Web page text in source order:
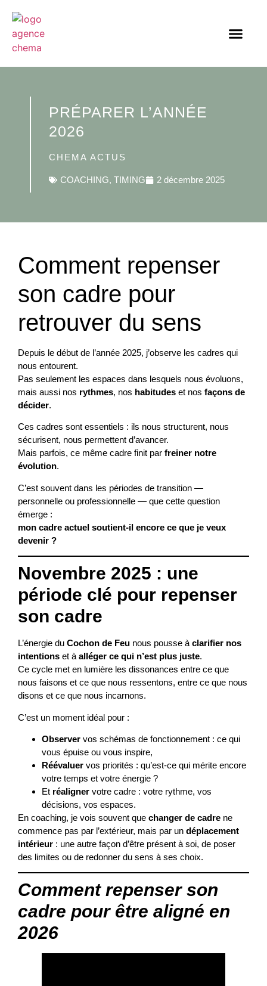
PRÉPARER L’ANNÉE
2026
CHEMA ACTUS
COACHING, TIMING 2 décembre 2025
Comment repenser
son cadre pour
retrouver du sens
Depuis le début de l’année 2025, j’observe les cadres qui
nous entourent.
Pas seulement les espaces dans lesquels nous évoluons,
mais aussi nos rythmes, nos habitudes et nos façons de
décider.
Ces cadres sont essentiels : ils nous structurent, nous
sécurisent, nous permettent d’avancer.
Mais parfois, ce même cadre finit par freiner notre
évolution.
C’est souvent dans les périodes de transition —
personnelle ou professionnelle — que cette question
émerge :
mon cadre actuel soutient-il encore ce que je veux
devenir ?
Novembre 2025 : une
période clé pour repenser
son cadre
L’énergie du Cochon de Feu nous pousse à clarifier nos
intentions et à alléger ce qui n’est plus juste.
Ce cycle met en lumière les dissonances entre ce que
nous faisons et ce que nous ressentons, entre ce que nous
disons et ce que nous incarnons.
C’est un moment idéal pour :
Observer vos schémas de fonctionnement : ce qui
vous épuise ou vous inspire,
Réévaluer vos priorités : qu’est-ce qui mérite encore
votre temps et votre énergie ?
Et réaligner votre cadre : votre rythme, vos
décisions, vos espaces.
En coaching, je vois souvent que changer de cadre ne
commence pas par l’extérieur, mais par un déplacement
intérieur : une autre façon d’être présent à soi, de poser
des limites ou de redonner du sens à ses choix.
Comment repenser son
cadre pour être aligné en
2026